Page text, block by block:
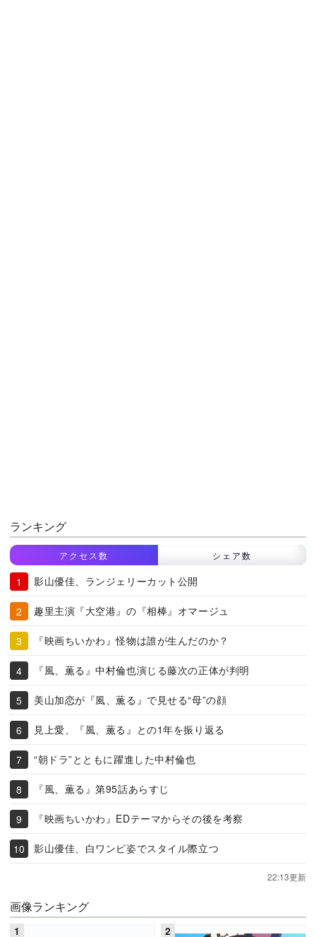
ランキング
アクセス数 シェア数
影山優佳、ランジェリーカット公開
趣里主演『大空港』の『相棒』オマージュ
『映画ちいかわ』怪物は誰が生んだのか？
『風、薫る』中村倫也演じる藤次の正体が判明
美山加恋が『風、薫る』で見せる“母”の顔
見上愛、『風、薫る』との1年を振り返る
“朝ドラ”とともに躍進した中村倫也
『風、薫る』第95話あらすじ
『映画ちいかわ』EDテーマからその後を考察
影山優佳、白ワンピ姿でスタイル際立つ
22:13更新
画像ランキング